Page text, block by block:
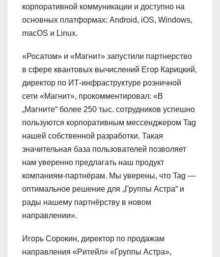
корпоративной коммуникации и доступно на
основных платформах: Android, iOS, Windows,
macOS и Linux.
«Росатом» и «Магнит» запустили партнерство
в сфере квантовых вычислений Егор Карицкий,
директор по ИТ‑инфраструктуре розничной
сети «Магнит», прокомментировал: «В
„Магните“ более 250 тыс. сотрудников успешно
пользуются корпоративным мессенджером Tag
нашей собственной разработки. Такая
значительная база пользователей позволяет
нам уверенно предлагать наш продукт
компаниям‑партнёрам. Мы уверены, что Tag —
оптимальное решение для „Группы Астра“ и
рады нашему партнёрству в новом
направлении».
Игорь Сорокин, директор по продажам
направления «Ритейл» «Группы Астра»,